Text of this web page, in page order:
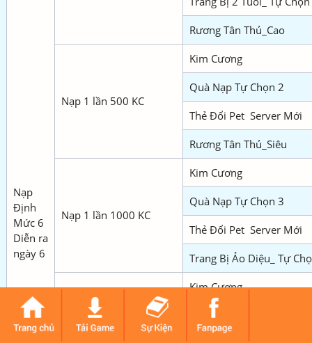
Nạp
Định
Mức 6
Diễn ra
ngày 6
Rương Tân Thủ_Cao
Nạp 1 lần 500 KC
Kim Cương
Quà Nạp Tự Chọn 2
Thẻ Đổi Pet Server Mới
Rương Tân Thủ_Siêu
Nạp 1 lần 1000 KC
Kim Cương
Quà Nạp Tự Chọn 3
Thẻ Đổi Pet Server Mới
Trang Bị Ảo Diệu_ Tự
Nạp 1 lần 2500 KC
Kim Cương
Túi Quà Siêu Cấp